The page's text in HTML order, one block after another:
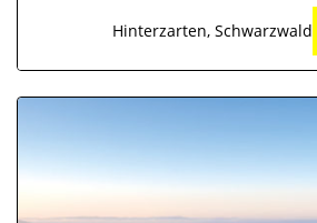
Hinterzarten, Schwarzwald